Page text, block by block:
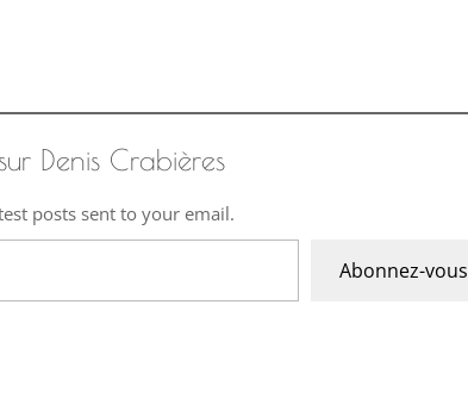
Denis Crabières
posts sent to your email.
Abonnez-vous